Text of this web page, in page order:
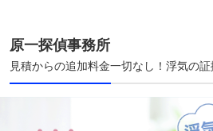
原一探偵事務所
見積からの追加料金一切なし！浮気の